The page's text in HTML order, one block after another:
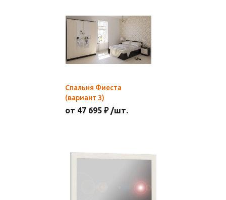
Спальня Фиеста
(вариант 3)
от 47 695 ₽ /шт.